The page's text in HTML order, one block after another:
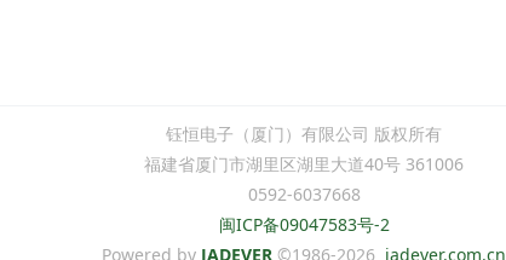
钰恒电子（厦门）有限公司 版权所有
福建省厦门市湖里区湖里大道40号 361006
0592-6037668
闽ICP备09047583号-2
Powered by JADEVER ©1986-2026 jadever.com.cn